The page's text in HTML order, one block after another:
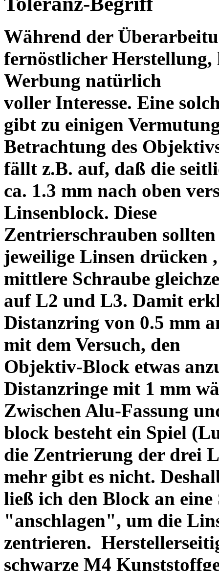
Während der
fernöstlicher Herstellung,
Werbung natürlich
voller Interesse. Eine
gibt zu einigen
Betrachtung des
fällt z.B. auf, daß die
ca. 1.3 mm nach oben
Linsenblock. Diese
Zentrierschrauben
jeweilige Linsen drücken
mittlere Schraube
auf L2 und L3. Damit
Distanzring von 0.5 mm
mit dem Versuch, den
Objektiv-Block etwas
Distanzringe mit 1 mm
Zwischen Alu-Fassung
block besteht ein Spiel
die Zentrierung der drei
mehr gibt es nicht.
ließ ich den Block an eine
"anschlagen", um die
zentrieren.
schwarze M4